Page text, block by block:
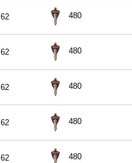
62 480
62 480
62 480
62 480
62 480